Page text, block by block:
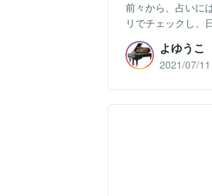
前々から、占いに
リでチェックし、
よゆうこ
2021/07/